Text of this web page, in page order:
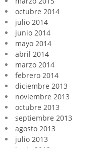
octubre 2014
julio 2014
junio 2014
mayo 2014
abril 2014
marzo 2014
febrero 2014
diciembre 2013
noviembre 2013
octubre 2013
septiembre 2013
agosto 2013
julio 2013